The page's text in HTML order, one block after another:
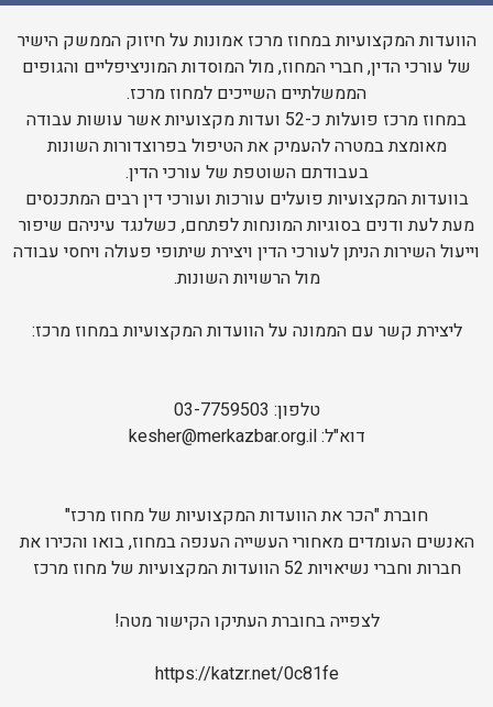
הוועדות המקצועיות במחוז מרכז אמונות על חיזוק הממשק הישיר
של עורכי הדין, חברי המחוז, מול המוסדות המוניציפליים והגופים
הממשלתיים השייכים למחוז מרכז.
במחוז מרכז פועלות כ-52 ועדות מקצועיות אשר עושות עבודה
מאומצת במטרה להעמיק את הטיפול בפרוצדורות השונות
בעבודתם השוטפת של עורכי הדין.
בוועדות המקצועיות פועלים עורכות ועורכי דין רבים המתכנסים
מעת לעת ודנים בסוגיות המונחות לפתחם, כשלנגד עיניהם שיפור
וייעול השירות הניתן לעורכי הדין ויצירת שיתופי פעולה ויחסי עבודה
מול הרשויות השונות.
ליצירת קשר עם הממונה על הוועדות המקצועיות במחוז מרכז:
טלפון: 03-7759503
דוא"ל: kesher@merkazbar.org.il
חוברת "הכר את הוועדות המקצועיות של מחוז מרכז"
האנשים העומדים מאחורי העשייה הענפה במחוז, בואו והכירו את
חברות וחברי נשיאויות 52 הוועדות המקצועיות של מחוז מרכז
לצפייה בחוברת העתיקו הקישור מטה!
https://katzr.net/0c81fe